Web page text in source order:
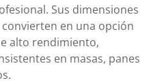
Sus dimensiones
convierten en una opción
alto rendimiento,
en masas, panes